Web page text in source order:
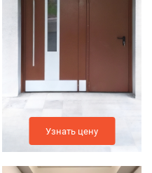
Узнать цену